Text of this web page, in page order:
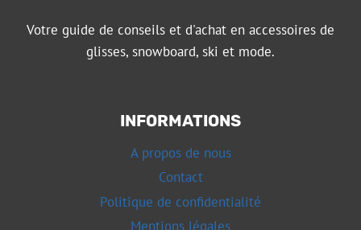
Votre guide de conseils et d'achat en accessoires de
glisses, snowboard, ski et mode.
INFORMATIONS
A propos de nous
Contact
Politique de confidentialité
Mentions légales